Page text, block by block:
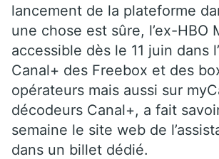
lancement de la plateforme
une chose est sûre, l’ex-HBO
accessible dès le 11 juin dans
Canal+ des Freebox et des
opérateurs mais aussi sur
décodeurs Canal+, a fait
semaine le site web de
dans un billet dédié.